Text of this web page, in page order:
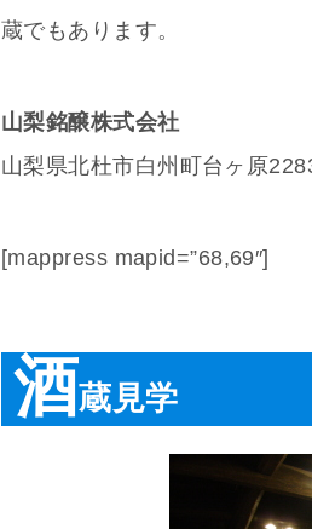
蔵でもあります。
山梨銘醸株式会社
山梨県北杜市白州町台ヶ原
[mappress mapid=”68,69″]
酒蔵見学